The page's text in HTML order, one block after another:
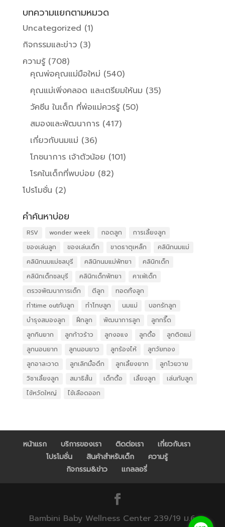
บทความแยกตามหมวด
Uncategorized (1)
กิจกรรมและข่าว(3)
ความรู้(708)
คุณพ่อคุณแม่มือใหม่ (540)
คุณแม่เพิ่งคลอด และเตรียมให้นม (35)
วัคซีน ในเด็ก ที่พ่อแม่ควรรู้(50)
สมองและพัฒนาการ(417)
เกี่ยวกับนมแม่ (36)
โภชนาการ เจ้าตัวน้อย (101)
โรคในเด็กที่พบบ่อย (82)
โปรโมชั่น (2)
คำค้นหาบ่อย
RSV wonder week กอดลูก
การเลี้ยงลูก
ของเล่นลูก
ของเล่นเด็ก ขาดธาตุเหล็ก
คลินิกนมแม่
คลินิกนมแม่ชลบุรี
คลินิกนมแม่พัทยา
คลินิกเด็ก
คลินิกเด็กชลบุรี
คลินิกเด็กพัทยา
คาเฟ่เด็ก
ตรวจพัฒนาการเด็ก
ตีลูก
ทอดทิ้งลูก
ทำtime outกับลูก
ทำโทษลูก นมแม่
บอกรักลูก
บำรุงสมองลูก
ฝึกลูก พัฒนาการลูก
ลูกกรี๊ด
ลูกกินยาก
ลูกก้าวร้าว ลูกงอแง ลูกดื้อ
ลูกติดแม่
ลูกนอนยาก
ลูกนอนยาว ลูกร้องไห้
ลูกวัยทอง
ลูกอาละวาด
ลูกเลิกมื้อดึก ลูกเลี้ยงยาก
ลูกโวยวาย
วิชาเลี้ยงลูก
สมาธิสั้น เด็กดื้อ เลี้ยงลูก
เล่นกับลูก
ไข้หวัดใหญ่
ไข้เลือดออก
หน้าแรก บริการของเรา ติดต่อเรา
เกี่ยวกับเรา
โปรโมชั่น
สินค้าสำหรับเด็ก
ความรู้
กิจกรรม&ข่าว
แกลลอรี่
Bambini Baby Wellness Center 239/19 ม.6